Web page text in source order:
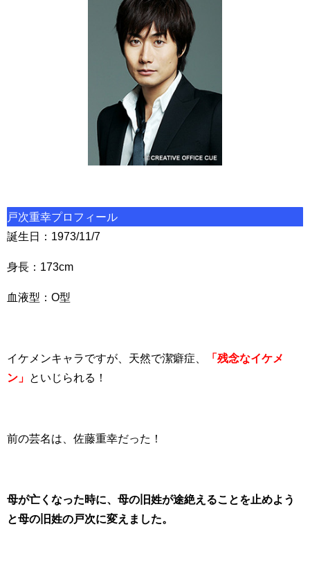
戸次重幸プロフィール
誕生日：1973/11/7
身長：173cm
血液型：O型
イケメンキャラですが、天然で潔癖症、 「 残念なイケメ
ン」
といじられる！
前の芸名は、佐藤重幸だった！
母が亡くなった時に、母の旧姓が途絶えることを止めよう
と母の旧姓の戸次に変えました。